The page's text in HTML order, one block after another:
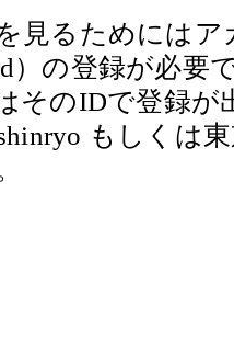
見るためにはア
）の登録が必要
そのIDで登録が
もしくは